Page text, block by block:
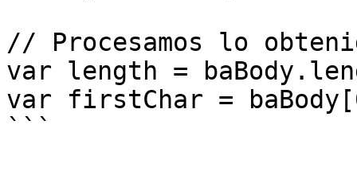
// Procesamos lo
var length =
var firstChar =